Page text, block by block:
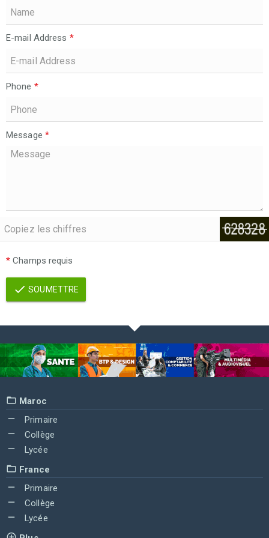
E-mail Address *
Phone *
Message *
* Champs requis
SOUMETTRE
Maroc
Primaire
Collège
Lycée
France
Primaire
Collège
Lycée